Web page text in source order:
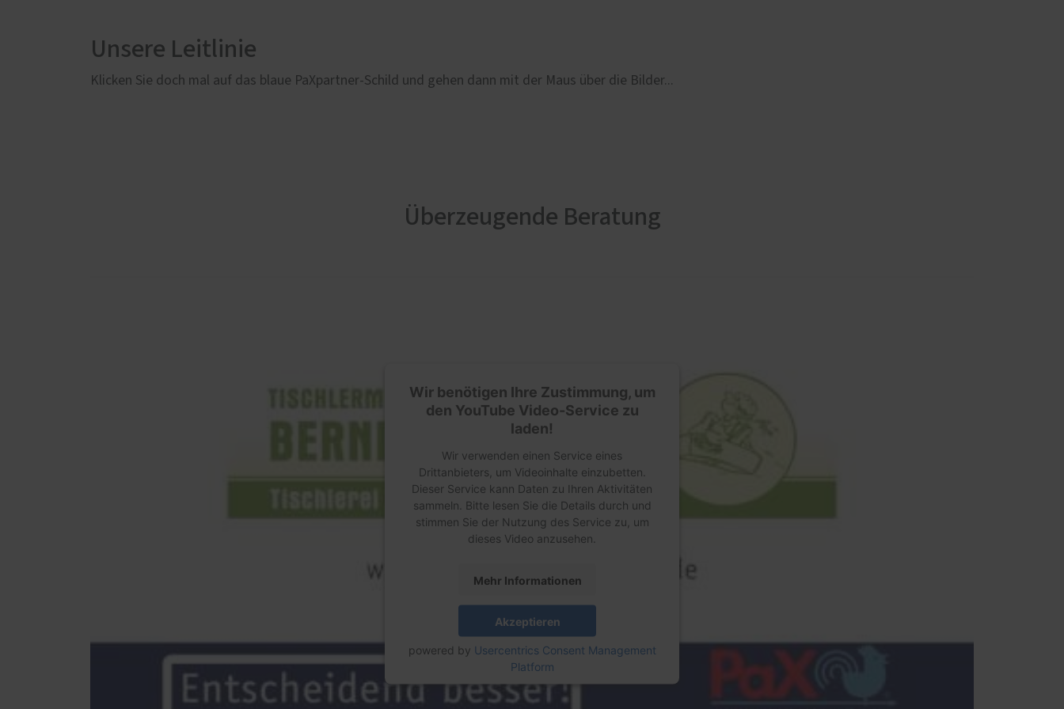
Unsere Leitlinie
Klicken Sie doch mal auf das blaue PaXpartner-Schild und gehen dann mit der Maus über die Bilder...
Überzeugende Beratung
Wir benötigen Ihre Zustimmung, um
den YouTube Video-Service zu
laden!
Wir verwenden einen Service eines
Drittanbieters, um Videoinhalte einzubetten.
Dieser Service kann Daten zu Ihren Aktivitäten
sammeln. Bitte lesen Sie die Details durch und
stimmen Sie der Nutzung des Service zu, um
dieses Video anzusehen.
Mehr Informationen
Akzeptieren
powered by Usercentrics Consent Management
Platform